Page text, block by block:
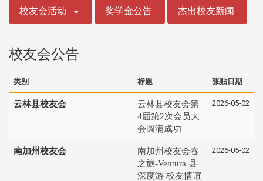
校友会活动 奖学金公告 杰出校友新闻
校友会公告
类别 标题 张贴日期
云林县校友会
云林县校友会第
4届第2次会员大
会圆满成功
2026-05-02
南加州校友会
南加州校友会春
之旅-Ventura 县
深度游 校友情谊
2026-05-02